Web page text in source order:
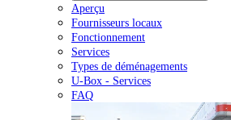
Aperçu
Fournisseurs locaux
Fonctionnement
Services
Types de déménagements
U-Box - Services
FAQ